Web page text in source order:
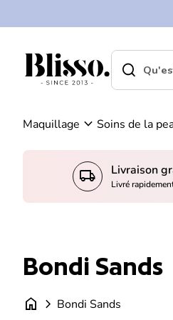
Accueil
m
ir
on
pa
shopping_cart
Accueil
Recherche"
search
Maquillage expand_more Soins de la
local_shipping Livraison
Livré
Bondi Sands
home chevron_right Bondi Sands